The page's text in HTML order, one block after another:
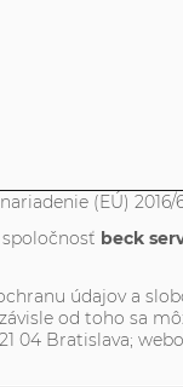
(EÚ)
beck
údajov a
od toho sa
04 Bratislava;